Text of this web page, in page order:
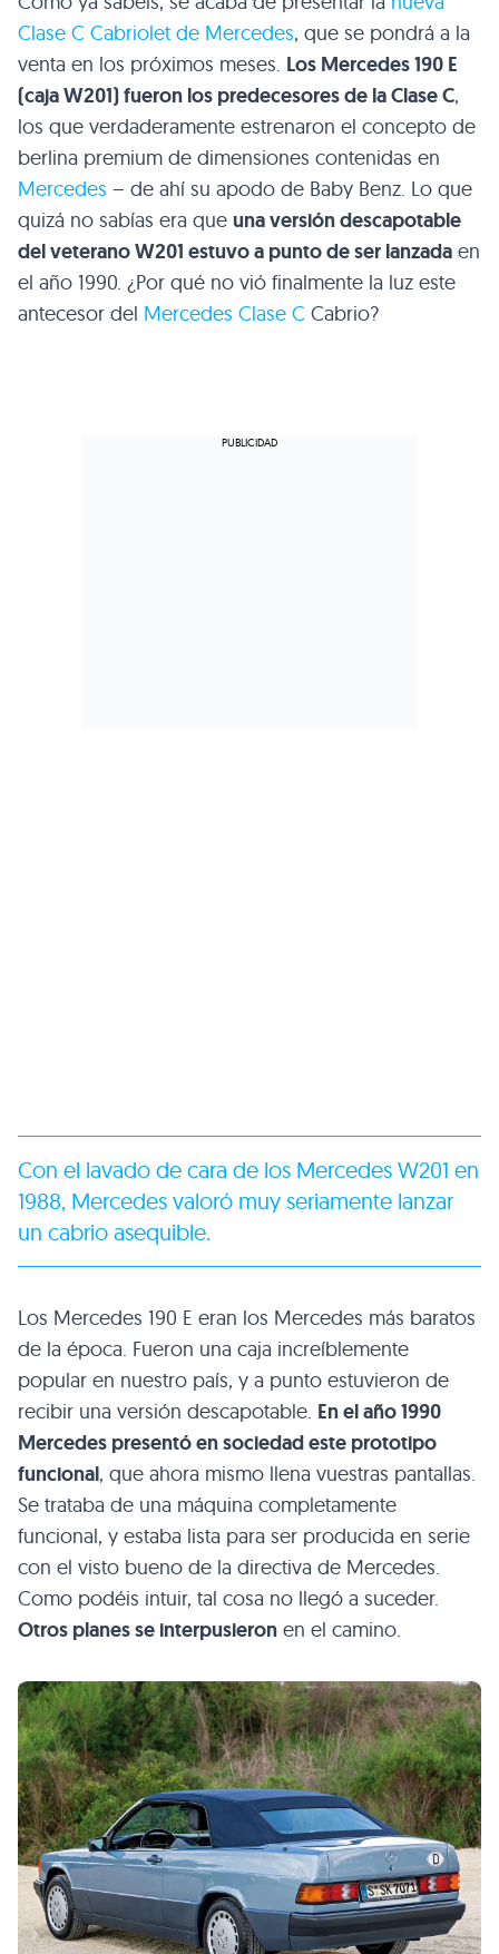
Clase C Cabriolet de Mercedes, que se pondrá a la
venta en los próximos meses. Los Mercedes 190 E
(caja W201) fueron los predecesores de la Clase C,
los que verdaderamente estrenaron el concepto de
berlina premium de dimensiones contenidas en
Mercedes – de ahí su apodo de Baby Benz. Lo que
quizá no sabías era que una versión descapotable
del veterano W201 estuvo a punto de ser lanzada en
el año 1990. ¿Por qué no vió finalmente la luz este
antecesor del Mercedes Clase C Cabrio?
Con el lavado de cara de los Mercedes W201 en
1988, Mercedes valoró muy seriamente lanzar
un cabrio asequible.
Los Mercedes 190 E eran los Mercedes más baratos
de la época. Fueron una caja increíblemente
popular en nuestro país, y a punto estuvieron de
recibir una versión descapotable. En el año 1990
Mercedes presentó en sociedad este prototipo
funcional, que ahora mismo llena vuestras pantallas.
Se trataba de una máquina completamente
funcional, y estaba lista para ser producida en serie
con el visto bueno de la directiva de Mercedes.
Como podéis intuir, tal cosa no llegó a suceder.
Otros planes se interpusieron en el camino.